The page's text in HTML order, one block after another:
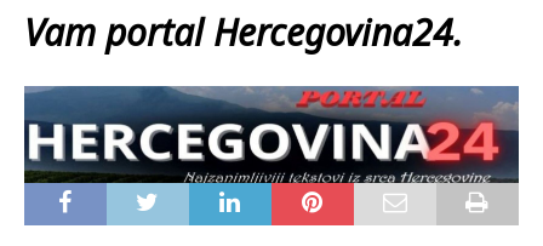
Vam portal Hercegovina24.